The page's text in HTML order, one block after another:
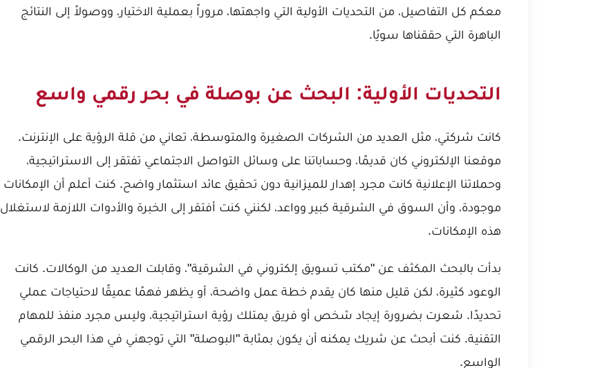
معكم كل التفاصيل، من التحديات الأولية التي واجهتها، مروراً بعملية الاختيار، ووصولاً إلى النتائج
الباهرة التي حققناها سويًا.
التحديات الأولية: البحث عن بوصلة في بحر رقمي واسع
كانت شركتي، مثل العديد من الشركات الصغيرة والمتوسطة، تعاني من قلة الرؤية على الإنترنت.
موقعنا الإلكتروني كان قديمًا، وحساباتنا على وسائل التواصل الاجتماعي تفتقر إلى الاستراتيجية،
وحملاتنا الإعلانية كانت مجرد إهدار للميزانية دون تحقيق عائد استثمار واضح. كنت أعلم أن الإمكانات
موجودة، وأن السوق في الشرقية كبير وواعد، لكنني كنت أفتقر إلى الخبرة والأدوات اللازمة لاستغلال
هذه الإمكانات.
بدأت بالبحث المكثف عن "مكتب تسويق إلكتروني في الشرقية"، وقابلت العديد من الوكالات. كانت
الوعود كثيرة، لكن قليل منها كان يقدم خطة عمل واضحة، أو يظهر فهمًا عميقًا لاحتياجات عملي
تحديدًا. شعرت بضرورة إيجاد شخص أو فريق يمتلك رؤية استراتيجية، وليس مجرد منفذ للمهام
التقنية. كنت أبحث عن شريك يمكنه أن يكون بمثابة "البوصلة" التي توجهني في هذا البحر الرقمي
الواسع.